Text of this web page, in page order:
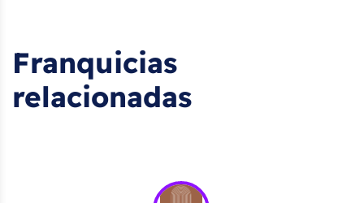
Franquicias
relacionadas